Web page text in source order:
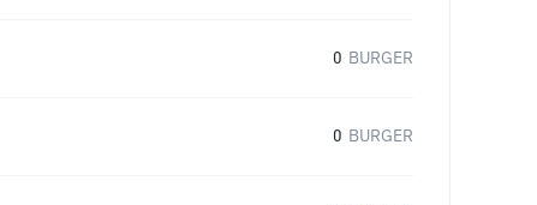
0 BURGER
0 BURGER